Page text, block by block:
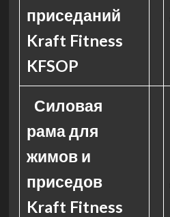
приседаний
Kraft Fitness
KFSOP
Силовая
рама для
жимов и
приседов
Kraft Fitness